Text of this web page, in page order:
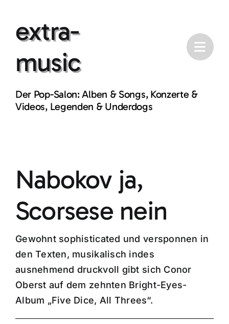
contentextra-
music
Der Pop-Salon: Alben & Songs, Konzerte &
Videos, Legenden & Underdogs
Nabokov ja,
Scorsese nein
Gewohnt sophisticated und versponnen in
den Texten, musikalisch indes
ausnehmend druckvoll gibt sich Conor
Oberst auf dem zehnten Bright-Eyes-
Album „Five Dice, All Threes“.